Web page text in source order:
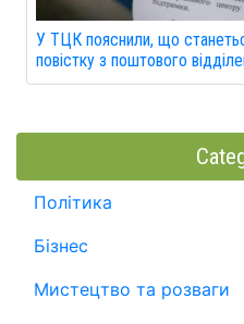
У ТЦК пояснили, що
повістку з поштового
Політика
Бізнес
Мистецтво та розваги